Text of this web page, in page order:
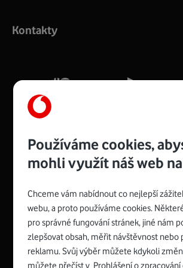
silný signál pro celou domácnost.
Více o COMPAL CH7465VF
Zyxel VMG8623-T50B:
Rozměry modemu jsou 16 x 22 x 7,5 cm
a nabízí 4 gigabitové LAN porty a
Spojte se s
Kontakty
Používáme cookies,
mohli využít náš web
Chceme vám nabídnout co nejlepší
webu, a proto používáme cookies.
pro správné fungování stránek, jiné nám
zlepšovat obsah, měřit návštěvnost nebo
reklamu. Svůj výběr můžete kdykoli
můžete přečíst v Prohlášení o